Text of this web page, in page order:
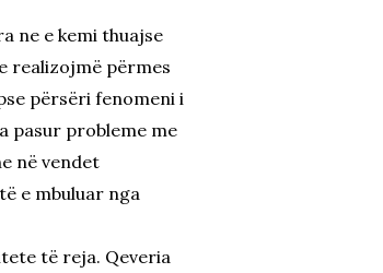
ne e kemi thuajse
realizojmë përmes
përsëri fenomeni i
pasur probleme me
në vendet
e mbuluar nga
të reja. Qeveria